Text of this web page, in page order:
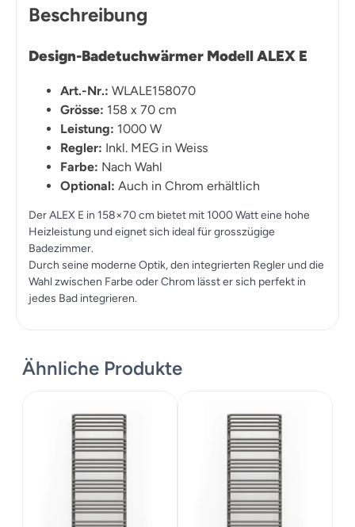
Beschreibung
Design-Badetuchwärmer Modell ALEX E
Art.-Nr.: WLALE158070
Grösse: 158 x 70 cm
Leistung: 1000 W
Regler: Inkl. MEG in Weiss
Farbe: Nach Wahl
Optional: Auch in Chrom erhältlich
Der ALEX E in 158×70 cm bietet mit 1000 Watt eine hohe
Heizleistung und eignet sich ideal für grosszügige
Badezimmer.
Durch seine moderne Optik, den integrierten Regler und die
Wahl zwischen Farbe oder Chrom lässt er sich perfekt in
jedes Bad integrieren.
Ähnliche Produkte